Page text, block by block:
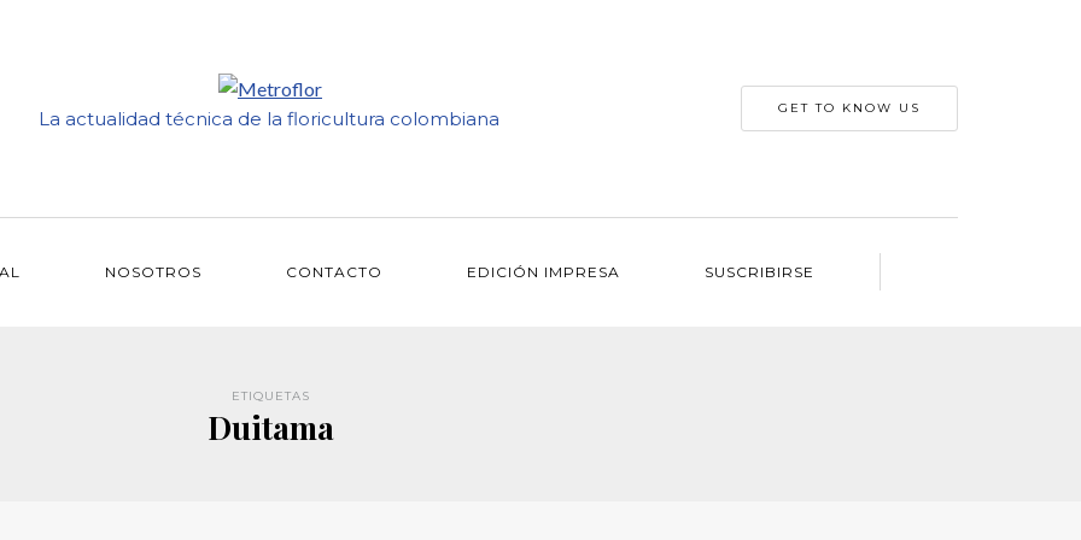
La actualidad técnica de la floricultura colombiana GET TO KNOW US
NOSOTROS CONTACTO EDICIÓN IMPRESA SUSCRIBIRSE
ETIQUETAS
Duitama